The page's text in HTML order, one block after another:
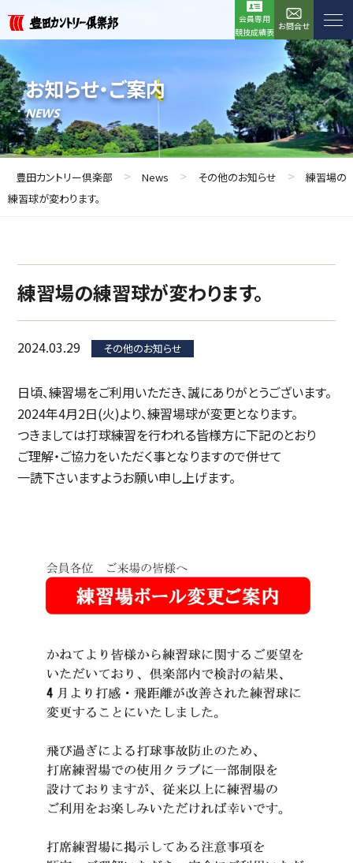
会員専用
競技成績表
お問合せ
お知らせ・ご案内
NEWS
豊田カントリー倶楽部 > News > その他のお知らせ >
練習場の
練習球が変わります。
練習場の練習球が変わります。
2024.03.29 その他のお知らせ
日頃、練習場をご利用いただき、誠にありがとうございます。
2024年4月2日(火)より、練習場球が変更となります。
つきましては打球練習を行われる皆様方に下記のとおり
ご理解・ご協力をいただく事となりますので併せて
一読下さいますようお願い申し上げます。